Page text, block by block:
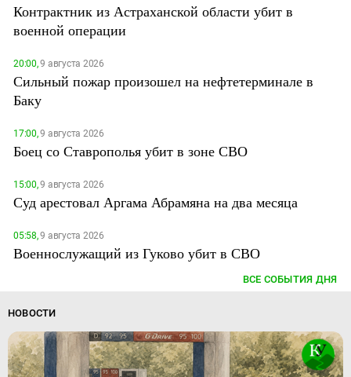
Контрактник из Астраханской области убит в
военной операции
20:00,9 августа 2026
Сильный пожар произошел на нефтетерминале в
Баку
17:00,9 августа 2026
Боец со Ставрополья убит в зоне СВО
15:00,9 августа 2026
Суд арестовал Аргама Абрамяна на два месяца
05:58,9 августа 2026
Военнослужащий из Гуково убит в СВО
ВСЕ СОБЫТИЯ ДНЯ
НОВОСТИ